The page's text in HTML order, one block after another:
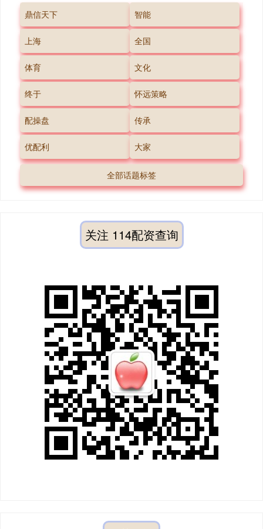
鼎信天下 智能
上海 全国
体育 文化
终于 怀远策略
配操盘 传承
优配利 大家
全部话题标签
关注 114配资查询